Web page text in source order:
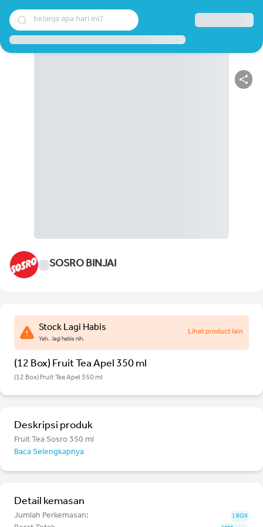
belanja apa hari ini?
SOSRO BINJAI
Stock Lagi Habis
Yah.. lagi habis nih.
Lihat product lain
(12 Box) Fruit Tea Apel 350 ml
(12 Box) Fruit Tea Apel 350 ml
Deskripsi produk
Fruit Tea Sosro 350 ml
Baca Selengkapnya
Detail kemasan
Jumlah Perkemasan: 1 BOX